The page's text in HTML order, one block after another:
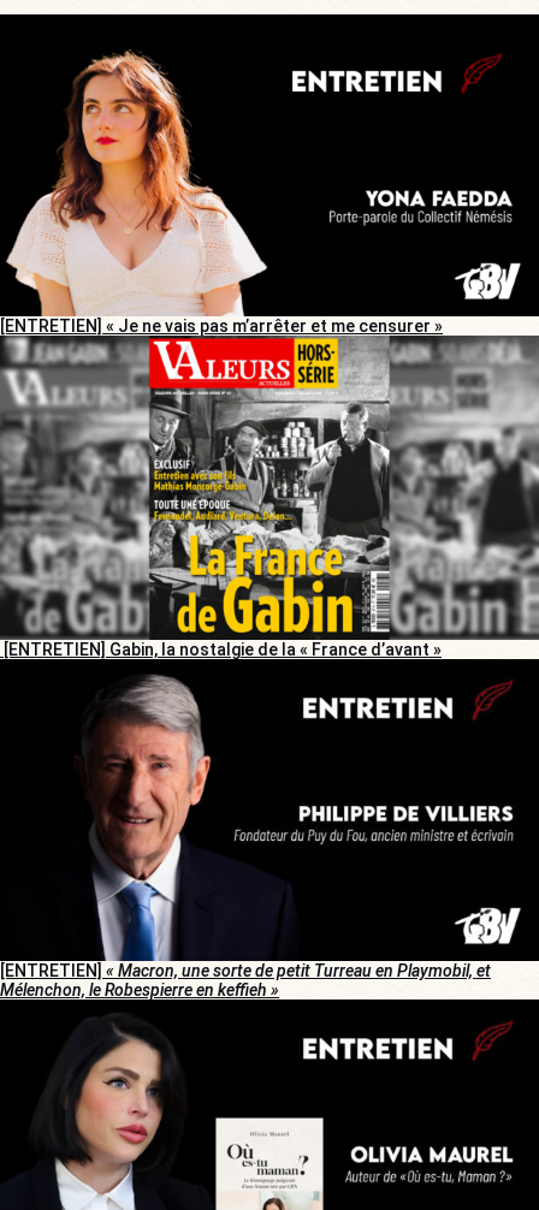
[ENTRETIEN] « Je ne vais pas m’arrêter et me censurer »
[ENTRETIEN] Gabin, la nostalgie de la « France d’avant »
[ENTRETIEN] « Macron, une sorte de petit Turreau en Playmobil, et
Mélenchon, le Robespierre en keffieh »